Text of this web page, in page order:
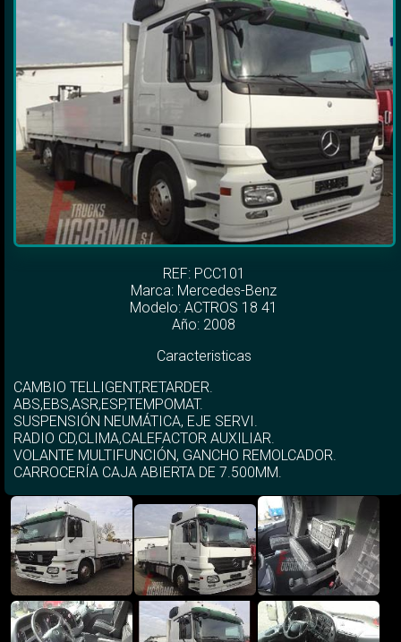
REF: PCC101
Marca: Mercedes-Benz
Modelo:ACTROS 18 41
Año: 2008
Caracteristicas
CAMBIO TELLIGENT,RETARDER.
ABS,EBS,ASR,ESP,TEMPOMAT.
SUSPENSIÓN NEUMÁTICA, EJE SERVI.
RADIO CD,CLIMA,CALEFACTOR AUXILIAR.
VOLANTE MULTIFUNCIÓN, GANCHO REMOLCADOR.
CARROCERÍA CAJA ABIERTA DE 7.500MM.